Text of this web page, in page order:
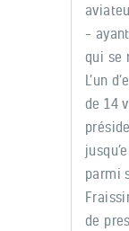
–
qui se
L’un
de 14
parmi
de